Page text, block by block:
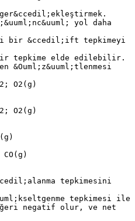
yol daha
bir &ccedil;ift tepkimeyi
tepkime elde edilebilir.
&Ouml;z&uuml;tlenmesi
O2(g)
O2(g)
tepkimesini
tepkimesi ile
negatif olur, ve net